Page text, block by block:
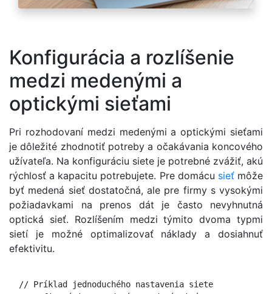
Konfigurácia a rozlíšenie
medzi medenými a
optickými sieťami
Pri rozhodovaní medzi medenými a optickými sieťami
je dôležité zhodnotiť potreby a očakávania koncového
užívateľa. Na konfiguráciu siete je potrebné zvážiť, akú
rýchlosť a kapacitu potrebujete. Pre domácu sieťmôže
byť medená sieť dostatočná, ale pre firmy s vysokými
požiadavkami na prenos dát je často nevyhnutná
optická sieť. Rozlíšením medzi týmito dvoma typmi
sietí je možné optimalizovať náklady a dosiahnuť
efektivitu.
  // Príklad jednoduchého nastavenia siete